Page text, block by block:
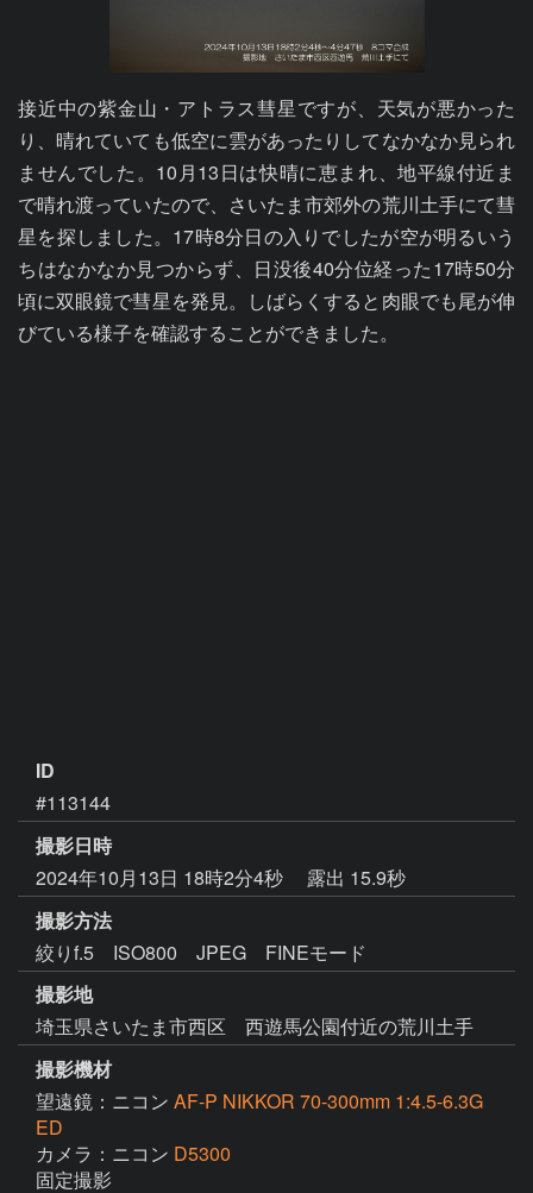
接近中の紫金山・アトラス彗星ですが、天気が悪かった
り、晴れていても低空に雲があったりしてなかなか見られ
ませんでした。10月13日は快晴に恵まれ、地平線付近ま
で晴れ渡っていたので、さいたま市郊外の荒川土手にて彗
星を探しました。17時8分日の入りでしたが空が明るいう
ちはなかなか見つからず、日没後40分位経った17時50分
頃に双眼鏡で彗星を発見。しばらくすると肉眼でも尾が伸
びている様子を確認することができました。
ID
#113144
撮影日時
2024年10月13日 18時2分4秒
露出 15.9秒
撮影方法
絞りf.5 ISO800 JPEG FINEモード
撮影地
埼玉県さいたま市西区 西遊馬公園付近の荒川土手
撮影機材
望遠鏡：ニコン AF-P NIKKOR 70-300mm 1:4.5-6.3G
ED
カメラ：ニコン D5300
固定撮影